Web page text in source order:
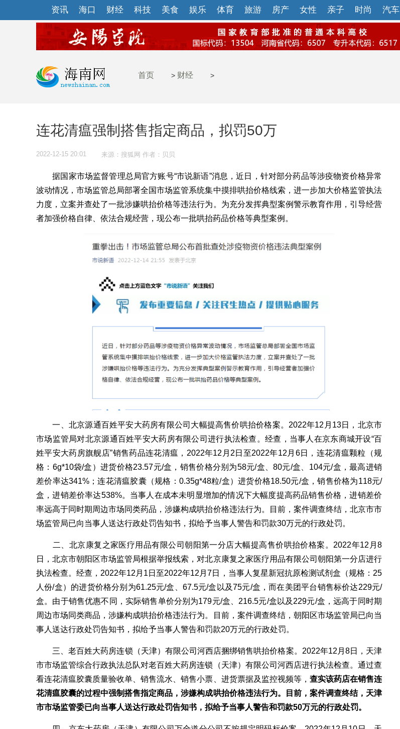
资讯 海口 财经 科技 美食 娱乐 体育 旅游 房产 女性 亲子 时尚 汽车
首页 > 财经 >
连花清瘟强制搭售指定商品，拟罚50万
2022-12-15 20:01 来源：搜狐网 作者：贝贝
据国家市场监督管理总局官方账号“市说新语”消息，近日，针对部分药品等涉疫物资价格异常
波动情况，市场监管总局部署全国市场监管系统集中摸排哄抬价格线索，进一步加大价格监管执法
力度，立案并查处了一批涉嫌哄抬价格等违法行为。为充分发挥典型案例警示教育作用，引导经营
者加强价格自律、依法合规经营，现公布一批哄抬药品价格等典型案例。
一、北京源通百姓平安大药房有限公司大幅提高售价哄抬价格案。2022年12月13日，北京市
市场监管局对北京源通百姓平安大药房有限公司进行执法检查。经查，当事人在京东商城开设“百
姓平安大药房旗舰店”销售药品连花清瘟，2022年12月2日至2022年12月6日，连花清瘟颗粒（规
格：6g*10袋/盒）进货价格23.57元/盒，销售价格分别为58元/盒、80元/盒、104元/盒，最高进销
差价率达341%；连花清瘟胶囊（规格：0.35g*48粒/盒）进货价格18.50元/盒，销售价格为118元/
盒，进销差价率达538%。当事人在成本未明显增加的情况下大幅度提高药品销售价格，进销差价
率远高于同时期周边市场同类药品，涉嫌构成哄抬价格违法行为。目前，案件调查终结，北京市市
场监管局已向当事人送达行政处罚告知书，拟给予当事人警告和罚款30万元的行政处罚。
二、北京康复之家医疗用品有限公司朝阳第一分店大幅提高售价哄抬价格案。2022年12月8
日，北京市朝阳区市场监管局根据举报线索，对北京康复之家医疗用品有限公司朝阳第一分店进行
执法检查。经查，2022年12月1日至2022年12月7日，当事人复星新冠抗原检测试剂盒（规格：25
人份/盒）的进货价格分别为61.25元/盒、67.5元/盒以及75元/盒，而在美团平台销售标价达229元/
盒。由于销售优惠不同，实际销售单价分别为179元/盒、216.5元/盒以及229元/盒，远高于同时期
周边市场同类商品，涉嫌构成哄抬价格违法行为。目前，案件调查终结，朝阳区市场监管局已向当
事人送达行政处罚告知书，拟给予当事人警告和罚款20万元的行政处罚。
三、老百姓大药房连锁（天津）有限公司河西店捆绑销售哄抬价格案。2022年12月8日，天津
市市场监管综合行政执法总队对老百姓大药房连锁（天津）有限公司河西店进行执法检查。通过查
看连花清瘟胶囊质量验收单、销售流水、销售小票、进货票据及监控视频等， 查实该药店在销售连
花清瘟胶囊的过程中强制搭售指定商品，涉嫌构成哄抬价格违法行为。目前，案件调查终结，天津
市市场监管委已向当事人送达行政处罚告知书，拟给予当事人警告和罚款50万元的行政处罚。